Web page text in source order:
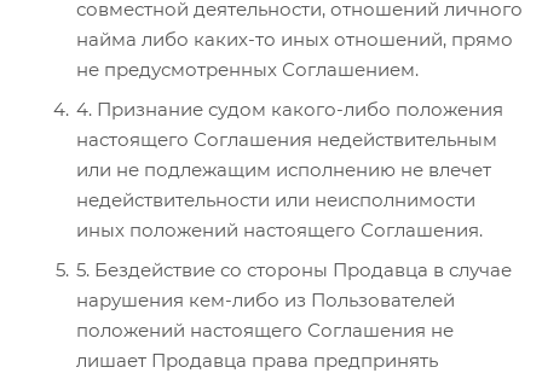
совместной деятельности, отношений личного
найма либо каких-то иных отношений, прямо
не предусмотренных Соглашением.
4. Признание судом какого-либо положения
настоящего Соглашения недействительным
или не подлежащим исполнению не влечет
недействительности или неисполнимости
иных положений настоящего Соглашения.
5. Бездействие со стороны Продавца в случае
нарушения кем-либо из Пользователей
положений настоящего Соглашения не
лишает Продавца права предпринять